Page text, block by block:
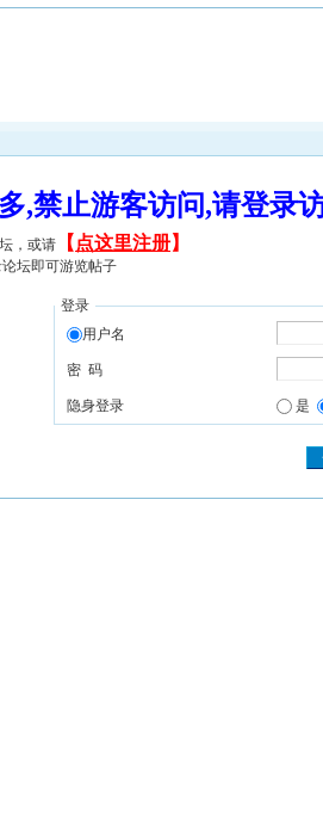
多,禁止游客访问,请登
，或请 【 点这里注册】
坛即可游览帖子
登录
用户名
密 码
隐身登录 是